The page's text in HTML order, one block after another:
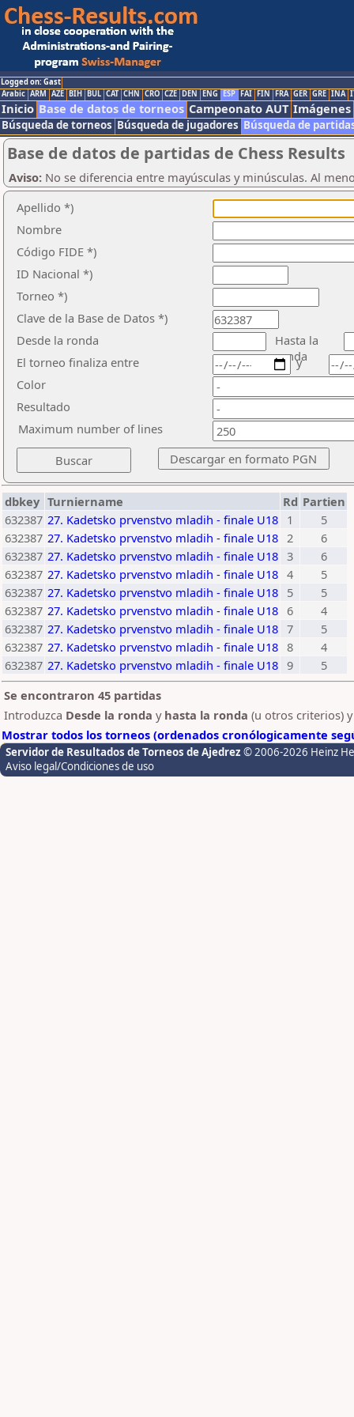
Logged on: Gast
Arabic ARM AZE BIH BUL CAT CHN CRO CZE DEN ENG ESP FAI FIN FRA GER GRE INA
Inicio Base de datos de torneos Campeonato AUT Imágenes
Búsqueda de torneos Búsqueda de jugadores Búsqueda de
Base de datos de partidas de Chess Results
Aviso: No se diferencia entre mayúsculas y minúsculas. Al
Apellido *)
Nombre
Código FIDE *)
ID Nacional *)
Torneo *)
Clave de la Base de Datos *)
Desde la ronda
Hasta la
ronda
El torneo finaliza entre
Color
Resultado
y
Maximum number of lines
dbkey Turniername Rd Partien
632387 27. Kadetsko prvenstvo mladih - finale U18 1
5
632387 27. Kadetsko prvenstvo mladih - finale U18 2
6
632387 27. Kadetsko prvenstvo mladih - finale U18 3
6
632387 27. Kadetsko prvenstvo mladih - finale U18 4
5
632387 27. Kadetsko prvenstvo mladih - finale U18 5
5
632387 27. Kadetsko prvenstvo mladih - finale U18 6
4
632387 27. Kadetsko prvenstvo mladih - finale U18 7
5
632387 27. Kadetsko prvenstvo mladih - finale U18 8
4
632387 27. Kadetsko prvenstvo mladih - finale U18 9
5
Se encontraron 45 partidas
Introduzca Desde la ronda y hasta la ronda (u otros criterios)
Mostrar todos los torneos (ordenados cronólogicamente
Servidor de Resultados de Torneos de Ajedrez © 2006-2026 Heinz
Aviso legal/Condiciones de uso